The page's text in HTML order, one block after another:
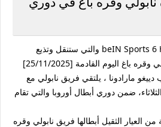
فعبر قناة بي ان سبورت beIN Sports 6 HD والتي ستنقل وتذيع
أحداث ومجريات مباراة نابولي وقره باغ اليوم القادمة [25/11/2025]
مارادونا ، يلتقي فريق نابولي مع
ضمن دوري أبطال أوروبا والتي تقام
العيار الثقيل أبطالها فريق نابولي وقره